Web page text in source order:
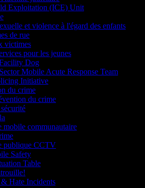
Exploitation (ICE) Unit
et violence à l'égard des enfants
de rue
victimes
pour les jeunes
Dog
Mobile Acute Response Team
Initiative
du crime
du crime
mobile communautaire
publique CCTV
Safety
Table
Hate Incidents